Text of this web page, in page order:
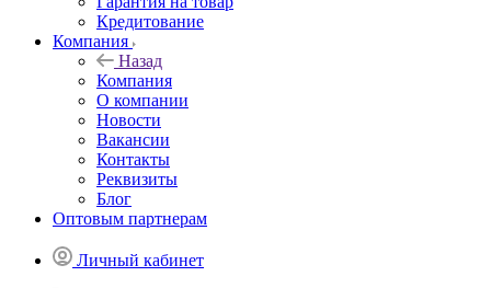
Кредитование
Компания
Назад
Компания
О компании
Новости
Вакансии
Контакты
Реквизиты
Блог
Оптовым партнерам
Личный кабинет